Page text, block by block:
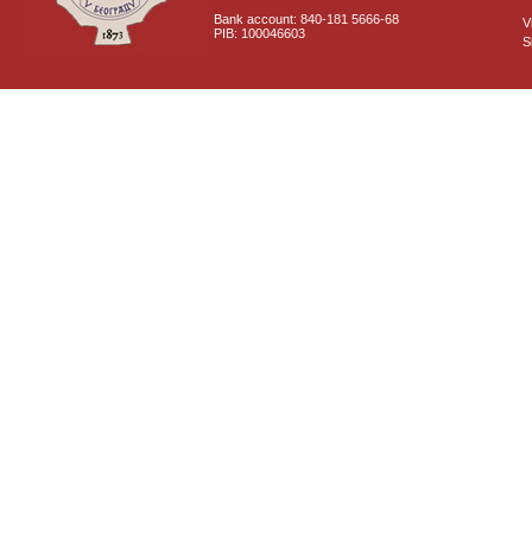
Bank account: 840-181 5666-68
PIB: 100046603